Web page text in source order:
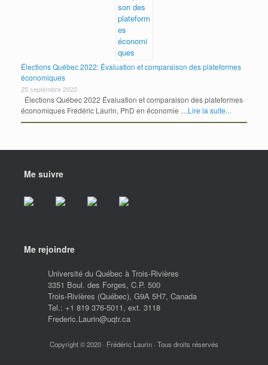
Élections Québec 2022: Évaluation et comparaison des plateformes
économiques
25 septembre 2022
Élections Québec 2022 Évaluation et comparaison des plateformes
économiques Frédéric Laurin, PhD en économie …Lire la suite...
Me suivre
Me rejoindre
Université du Québec à Trois-Rivières
3351 Boul. des Forges, C.P. 500
Trois-Rivières (Québec), G9A 5H7, Canada
Tel.: +1 819 376-5011, ext. 3118
Frederic.Laurin@uqtr.ca
Copyright © 2020 · Frédéric Laurin · Tous droits réservés